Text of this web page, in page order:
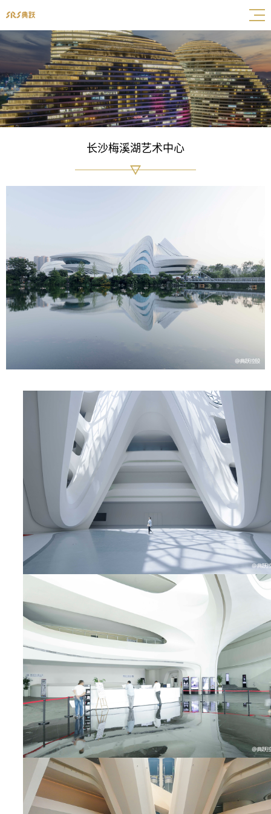
长沙梅溪湖艺术中心